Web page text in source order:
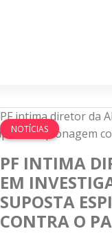
NOTÍCIAS
PF INTIMA
EM
SUPOSTA
CONTRA O